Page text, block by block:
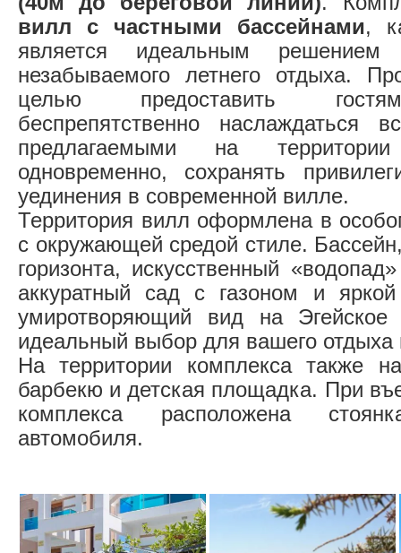
вилл с частными бассейнами,
является идеальным решением
незабываемого летнего отдыха.
целью предоставить
беспрепятственно наслаждаться
предлагаемыми на
одновременно, сохранять
уединения в современной вилле.
Территория вилл оформлена в
с окружающей средой стиле.
горизонта, искусственный
аккуратный сад с газоном и
умиротворяющий вид на Эгейское
идеальный выбор для вашего отдыха
На территории комплекса также
барбекю и детская площадка. При
комплекса расположена
автомобиля.